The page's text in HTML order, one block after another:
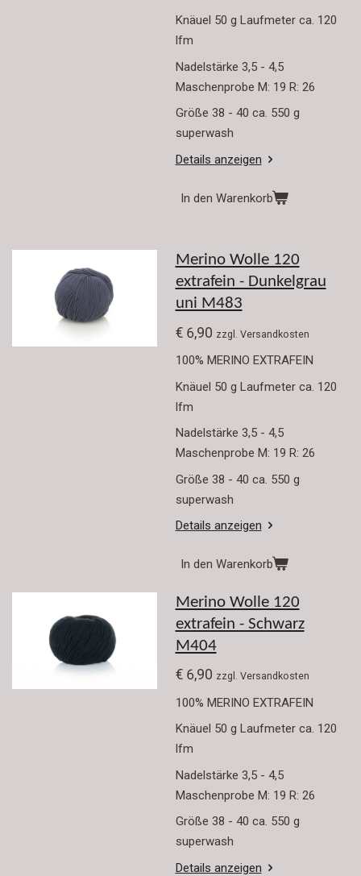
Knäuel 50 g Laufmeter ca. 120
lfm
Nadelstärke 3,5 - 4,5
Maschenprobe M: 19 R: 26
Größe 38 - 40 ca. 550 g
superwash
Details anzeigen
In den Warenkorb
Merino Wolle 120
extrafein - Dunkelgrau
uni M483
€ 6,90 zzgl. Versandkosten
100% MERINO EXTRAFEIN
Knäuel 50 g Laufmeter ca. 120
lfm
Nadelstärke 3,5 - 4,5
Maschenprobe M: 19 R: 26
Größe 38 - 40 ca. 550 g
superwash
Details anzeigen
In den Warenkorb
Merino Wolle 120
extrafein - Schwarz
M404
€ 6,90 zzgl. Versandkosten
100% MERINO EXTRAFEIN
Knäuel 50 g Laufmeter ca. 120
lfm
Nadelstärke 3,5 - 4,5
Maschenprobe M: 19 R: 26
Größe 38 - 40 ca. 550 g
superwash
Details anzeigen